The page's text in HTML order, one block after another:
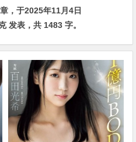
，于2025年11月4日
发表，共 1483 字。